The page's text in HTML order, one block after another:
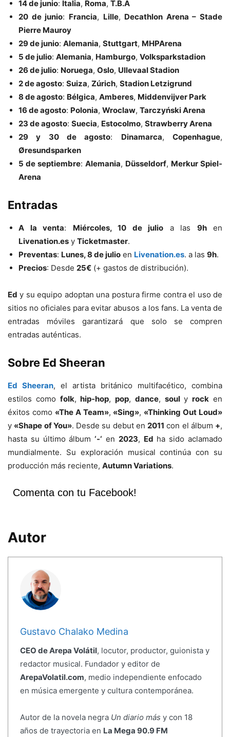
14 de junio: Italia, Roma, T.B.A
20 de junio: Francia, Lille, Decathlon Arena – Stade
Pierre Mauroy
29 de junio: Alemania, Stuttgart, MHPArena
5 de julio: Alemania, Hamburgo, Volksparkstadion
26 de julio: Noruega, Oslo, Ullevaal Stadion
2 de agosto: Suiza, Zúrich, Stadion Letzigrund
8 de agosto: Bélgica, Amberes, Middenvijver Park
16 de agosto: Polonia, Wroclaw, Tarczyński Arena
23 de agosto: Suecia, Estocolmo, Strawberry Arena
29 y 30 de agosto: Dinamarca,Copenhague,
Øresundsparken
5 de septiembre: Alemania, Düsseldorf, Merkur Spiel-
Arena
Entradas
A la venta: Miércoles, 10 de julio a las 9hen
Livenation.es y Ticketmaster.
Preventas: Lunes, 8 de julio en Livenation.es. a las 9h.
Precios: Desde 25€ (+ gastos de distribución).
Ed y su equipo adoptan una postura firme contra el uso de
sitios no oficiales para evitar abusos a los fans. La venta de
entradas móviles garantizará que solo se compren
entradas auténticas.
Sobre Ed Sheeran
Ed Sheeran, el artista británico multifacético, combina
estilos como folk,hip-hop,pop, dance, soulyrock en
éxitos como «The A Team», «Sing», «Thinking Out Loud»
y «Shape of You». Desde su debut en 2011 con el álbum +,
hasta su último álbum‘-‘ en 2023, Ed ha sido aclamado
mundialmente. Su exploración musical continúa con su
producción más reciente, Autumn Variations.
Comenta con tu Facebook!
Autor
Gustavo Chalako Medina
CEO de Arepa Volátil, locutor, productor, guionista y
redactor musical. Fundador y editor de
ArepaVolatil.com, medio independiente enfocado
en música emergente y cultura contemporánea.
Autor de la novela negra Un diario más y con 18
años de trayectoria en La Mega 90.9 FM